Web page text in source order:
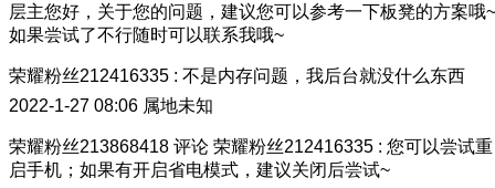
层主您好，关于您的问题，建议您可以参考一下板凳的方案哦~
如果尝试了不行随时可以联系我哦~
荣耀粉丝212416335 : 不是内存问题，我后台就没什么东西
2022-1-27 08:06 属地未知
荣耀粉丝213868418 评论 荣耀粉丝212416335 : 您可以尝试重
启手机；如果有开启省电模式，建议关闭后尝试~